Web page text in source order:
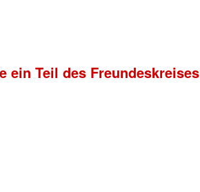
ein Teil des Freundeskreises